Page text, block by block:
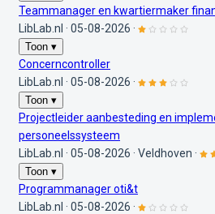
Teammanager en kwartiermaker
LibLab.nl · 05-08-2026 ·
Toon ▾
Concerncontroller
LibLab.nl · 05-08-2026 ·
Toon ▾
Projectleider aanbesteding en
personeelssysteem
LibLab.nl · 05-08-2026 · Veldhoven ·
Toon ▾
Programmanager oti&t
LibLab.nl · 05-08-2026 ·